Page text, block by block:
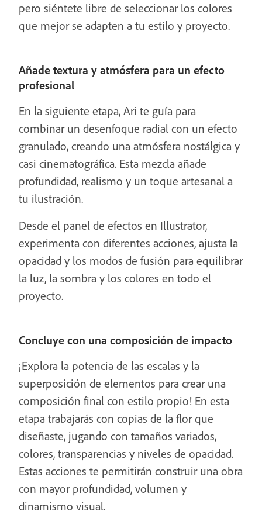
pero siéntete libre de seleccionar los colores
que mejor se adapten a tu estilo y proyecto.
Añade textura y atmósfera para un efecto
profesional
En la siguiente etapa, Ari te guía para
combinar un desenfoque radial con un efecto
granulado, creando una atmósfera nostálgica y
casi cinematográfica. Esta mezcla añade
profundidad, realismo y un toque artesanal a
tu ilustración.
Desde el panel de efectos en Illustrator,
experimenta con diferentes acciones, ajusta la
opacidad y los modos de fusión para equilibrar
la luz, la sombra y los colores en todo el
proyecto.
Concluye con una composición de impacto
¡Explora la potencia de las escalas y la
superposición de elementos para crear una
composición final con estilo propio! En esta
etapa trabajarás con copias de la flor que
diseñaste, jugando con tamaños variados,
colores, transparencias y niveles de opacidad.
Estas acciones te permitirán construir una obra
con mayor profundidad, volumen y
dinamismo visual.